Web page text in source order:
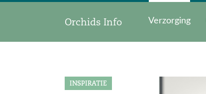
Orchids Info Verzorging
INSPIRATIE